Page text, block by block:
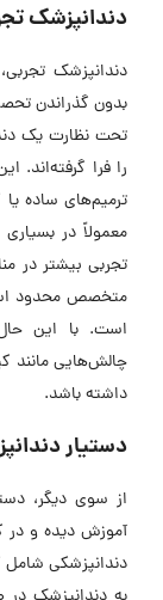
دندانپزشک
دندانپزشک
بدون گذراندن
تحت نظارت یک
را فرا گرفته‌اند.
ترمیم‌های ساده یا
معمولاً در
تجربی بیشتر در
متخصص محدود است
است. با این
چالش‌هایی مانند
داشته باشد.
دستیار
از سوی دیگر،
آموزش دیده و در
دندانپزشکی شامل